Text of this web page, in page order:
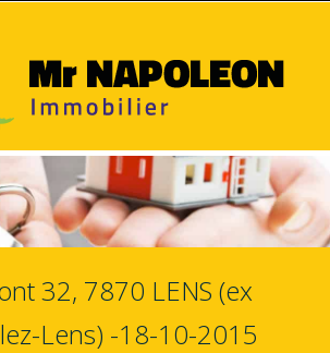
32, 7870 LENS (ex
Lens) -18-10-2015